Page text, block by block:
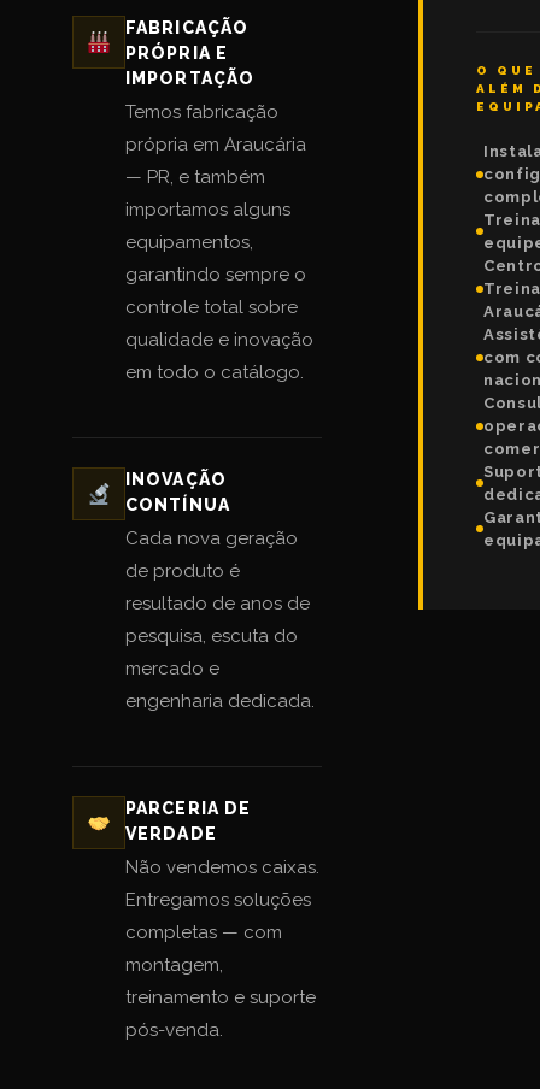
FABRICAÇÃO
PRÓPRIA E
IMPORTAÇÃO
Temos fabricação
própria em Araucária
— PR, e também
importamos alguns
equipamentos,
garantindo sempre o
controle total sobre
qualidade e inovação
em todo o catálogo.
INOVAÇÃO
CONTÍNUA
Cada nova geração
de produto é
resultado de anos de
pesquisa, escuta do
mercado e
engenharia dedicada.
PARCERIA DE
VERDADE
Não vendemos caixas.
Entregamos soluções
completas — com
montagem,
treinamento e suporte
pós-venda.
O QUE
ALÉM
com